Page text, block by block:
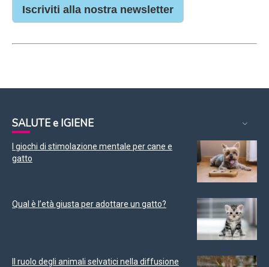
Iscriviti alla nostra newsletter
SALUTE e IGIENE
I giochi di stimolazione mentale per cane e
gatto
Qual è l’età giusta per adottare un gatto?
Il ruolo degli animali selvatici nella diffusione